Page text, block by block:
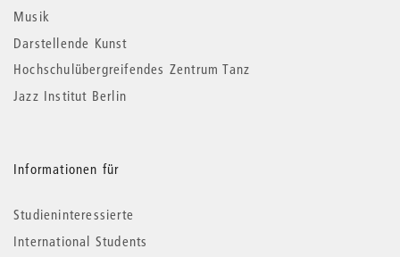
Musik
Darstellende Kunst
Hochschulübergreifendes Zentrum Tanz
Jazz Institut Berlin
Informationen für
Studieninteressierte
International Students